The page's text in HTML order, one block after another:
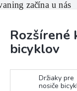
Rozšírené
bicyklov
Držiaky pre
nosiče